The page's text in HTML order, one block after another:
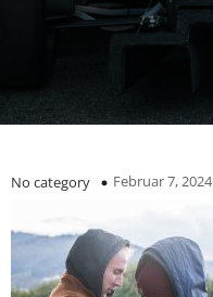
No category Februar 7, 2024